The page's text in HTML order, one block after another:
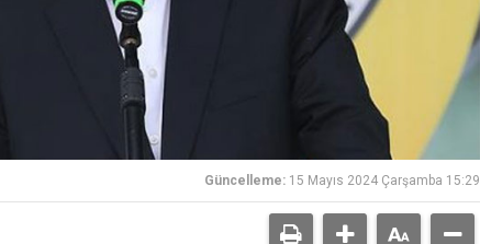
Güncelleme: 15 Mayıs 2024 Çarşamba 15:29